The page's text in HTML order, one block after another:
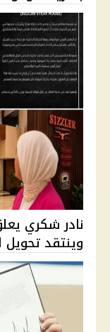
نادر شكري
وينتقد